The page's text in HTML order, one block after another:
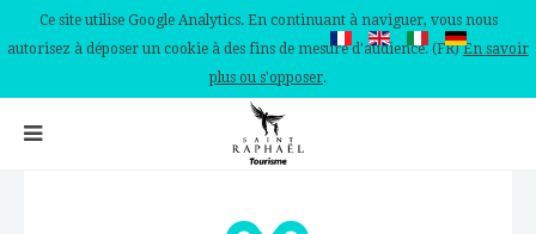
Ce site utilise Google Analytics. En continuant à naviguer, vous nous
autorisez à déposer un cookie à des fins de mesure d'audience. (FR)En savoir
plus ou s'opposer.